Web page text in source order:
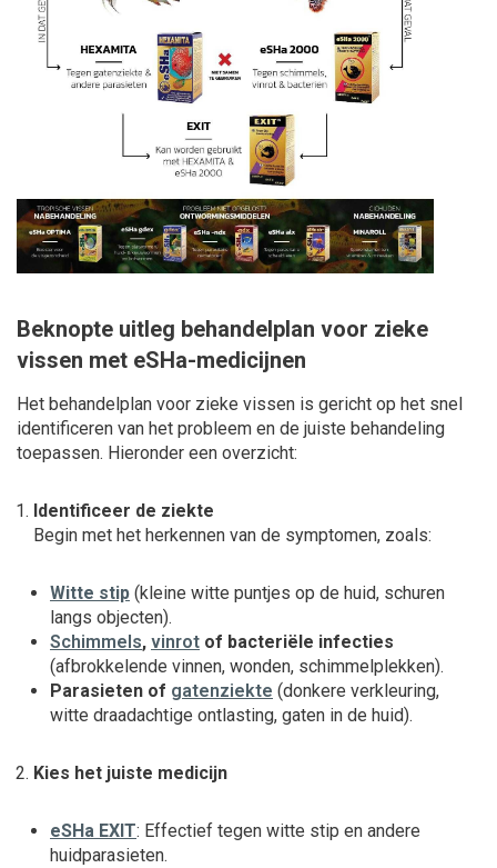
Beknopte uitleg behandelplan voor zieke
vissen met eSHa-medicijnen
Het behandelplan voor zieke vissen is gericht op het snel
identificeren van het probleem en de juiste behandeling
toepassen. Hieronder een overzicht:
Identificeer de ziekte
Begin met het herkennen van de symptomen, zoals:
Witte stip (kleine witte puntjes op de huid, schuren
langs objecten).
Schimmels, vinrot of bacteriële infecties
(afbrokkelende vinnen, wonden, schimmelplekken).
Parasieten of gatenziekte (donkere verkleuring,
witte draadachtige ontlasting, gaten in de huid).
Kies het juiste medicijn
eSHa EXIT: Effectief tegen witte stip en andere
huidparasieten.